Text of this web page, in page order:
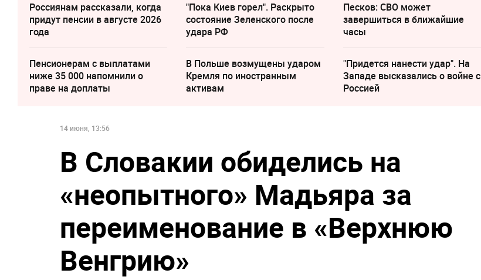
Россиянам рассказали, когда
придут пенсии в августе 2026
года
"Пока Киев горел". Раскрыто
состояние Зеленского после
удара РФ
Песков: СВО может
завершиться в ближайшие
часы
Пенсионерам с выплатами
ниже 35 000 напомнили о
праве на доплаты
В Польше возмущены ударом
Кремля по иностранным
активам
"Придется нанести удар". На
Западе высказались о войне с
Россией
14 июня, 13:56
В Словакии обиделись на
«неопытного» Мадьяра за
переименование в «Верхнюю
Венгрию»